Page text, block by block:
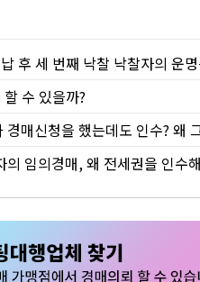
후 세 번째 낙찰 낙찰자의 운
수 있을까?
경매신청을 했는데도 인수? 왜
의 임의경매, 왜 전세권을 인수